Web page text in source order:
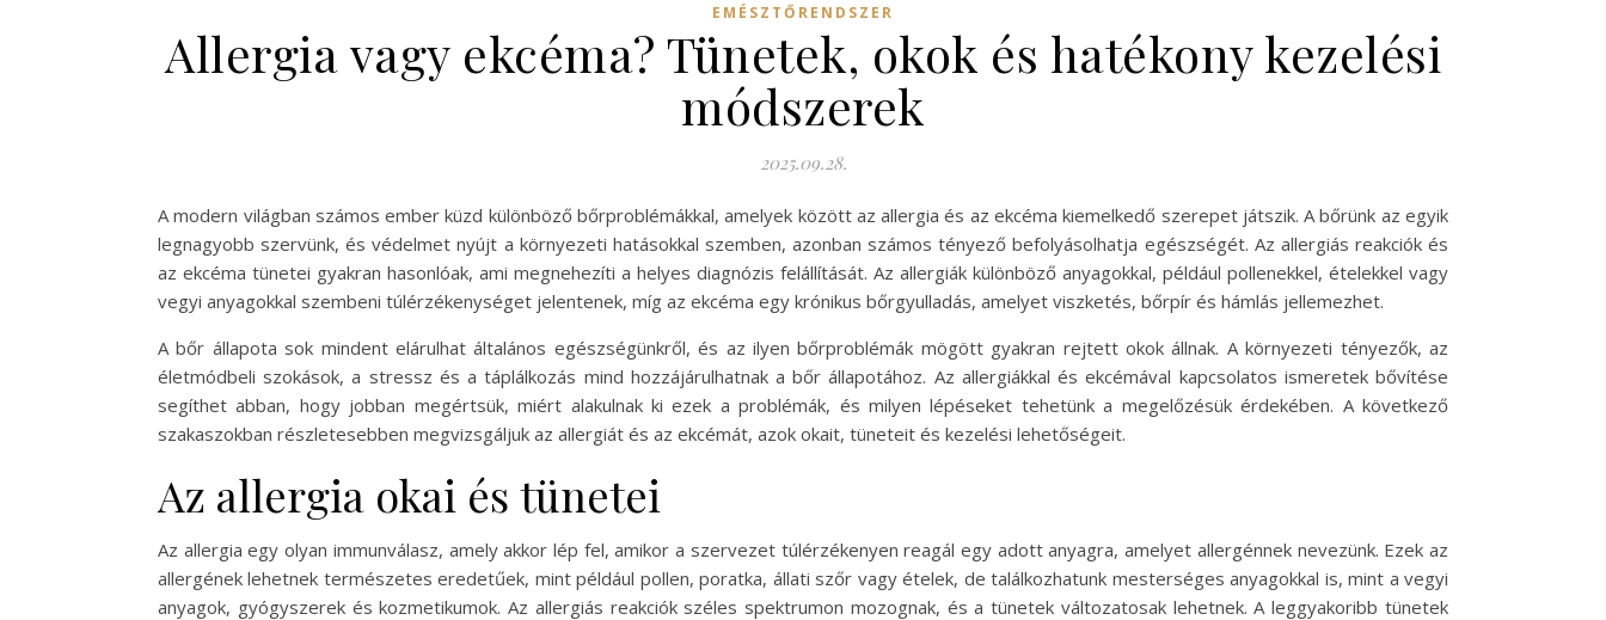
EMÉSZTŐRENDSZER
Allergia vagy ekcéma? Tünetek, okok és hatékony kezelési
módszerek
2025.09.28.
A modern világban számos ember küzd különböző bőrproblémákkal, amelyek között az allergia és az ekcéma kiemelkedő szerepet játszik. A bőrünk az egyik
legnagyobb szervünk, és védelmet nyújt a környezeti hatásokkal szemben, azonban számos tényező befolyásolhatja egészségét. Az allergiás reakciók és
az ekcéma tünetei gyakran hasonlóak, ami megnehezíti a helyes diagnózis felállítását. Az allergiák különböző anyagokkal, például pollenekkel, ételekkel vagy
vegyi anyagokkal szembeni túlérzékenységet jelentenek, míg az ekcéma egy krónikus bőrgyulladás, amelyet viszketés, bőrpír és hámlás jellemezhet.
A bőr állapota sok mindent elárulhat általános egészségünkről, és az ilyen bőrproblémák mögött gyakran rejtett okok állnak. A környezeti tényezők, az
életmódbeli szokások, a stressz és a táplálkozás mind hozzájárulhatnak a bőr állapotához. Az allergiákkal és ekcémával kapcsolatos ismeretek bővítése
segíthet abban, hogy jobban megértsük, miért alakulnak ki ezek a problémák, és milyen lépéseket tehetünk a megelőzésük érdekében. A következő
szakaszokban részletesebben megvizsgáljuk az allergiát és az ekcémát, azok okait, tüneteit és kezelési lehetőségeit.
Az allergia okai és tünetei
Az allergia egy olyan immunválasz, amely akkor lép fel, amikor a szervezet túlérzékenyen reagál egy adott anyagra, amelyet allergénnek nevezünk. Ezek az
allergének lehetnek természetes eredetűek, mint például pollen, poratka, állati szőr vagy ételek, de találkozhatunk mesterséges anyagokkal is, mint a vegyi
anyagok, gyógyszerek és kozmetikumok. Az allergiás reakciók széles spektrumon mozognak, és a tünetek változatosak lehetnek. A leggyakoribb tünetek